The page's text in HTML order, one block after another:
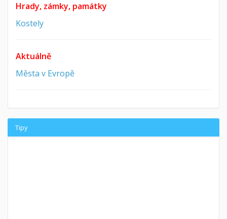
Hrady, zámky, památky
Kostely
Aktuálně
Města v Evropě
Tipy